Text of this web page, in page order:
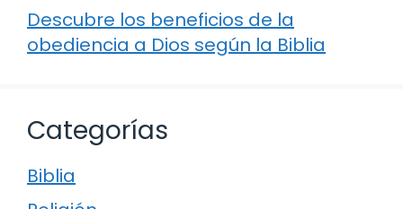
Descubre los beneficios de la
obediencia a Dios según la Biblia
Categorías
Biblia